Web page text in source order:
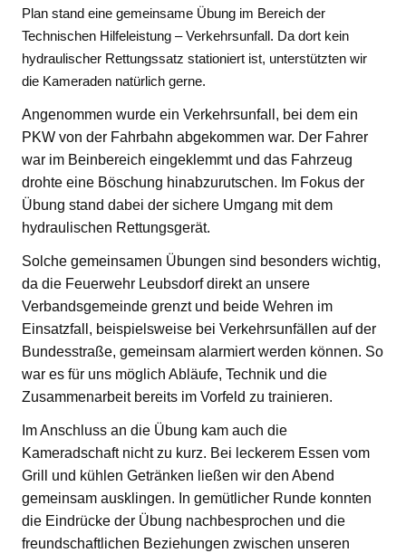
Plan stand eine gemeinsame Übung im Bereich der
Technischen Hilfeleistung – Verkehrsunfall. Da dort kein
hydraulischer Rettungssatz stationiert ist, unterstützten wir
die Kameraden natürlich gerne.
Angenommen wurde ein Verkehrsunfall, bei dem ein
PKW von der Fahrbahn abgekommen war. Der Fahrer
war im Beinbereich eingeklemmt und das Fahrzeug
drohte eine Böschung hinabzurutschen. Im Fokus der
Übung stand dabei der sichere Umgang mit dem
hydraulischen Rettungsgerät.
Solche gemeinsamen Übungen sind besonders wichtig,
da die Feuerwehr Leubsdorf direkt an unsere
Verbandsgemeinde grenzt und beide Wehren im
Einsatzfall, beispielsweise bei Verkehrsunfällen auf der
Bundesstraße, gemeinsam alarmiert werden können. So
war es für uns möglich Abläufe, Technik und die
Zusammenarbeit bereits im Vorfeld zu trainieren.
Im Anschluss an die Übung kam auch die
Kameradschaft nicht zu kurz. Bei leckerem Essen vom
Grill und kühlen Getränken ließen wir den Abend
gemeinsam ausklingen. In gemütlicher Runde konnten
die Eindrücke der Übung nachbesprochen und die
freundschaftlichen Beziehungen zwischen unseren